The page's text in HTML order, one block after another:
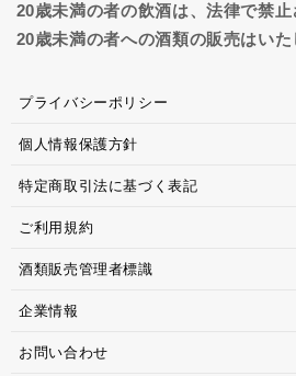
20歳未満の者の飲酒は、法律で禁止
20歳未満の者への酒類の販売はいた
プライバシーポリシー
個人情報保護方針
特定商取引法に基づく表記
ご利用規約
酒類販売管理者標識
企業情報
お問い合わせ